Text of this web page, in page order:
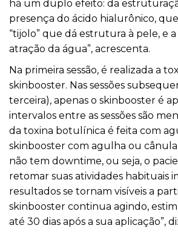
há um duplo efeito: da
presença do ácido hialurônico,
“tijolo” que dá estrutura à pele, e
atração da água”, acrescenta.
Na primeira sessão, é realizada a
skinbooster. Nas sessões
terceira), apenas o skinbooster é
intervalos entre as sessões são
da toxina botulínica é feita com
skinbooster com agulha ou
não tem downtime, ou seja, o
retomar suas atividades habituais
resultados se tornam visíveis a
skinbooster continua agindo,
até 30 dias após a sua aplicação”,